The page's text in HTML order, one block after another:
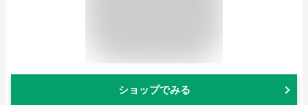
ショップでみる